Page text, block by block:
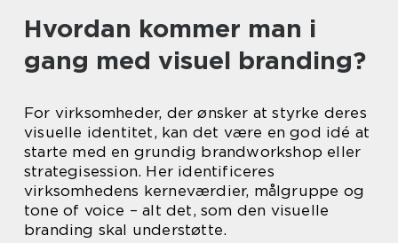
Hvordan kommer man i
gang med visuel branding?
For virksomheder, der ønsker at styrke deres
visuelle identitet, kan det være en god idé at
starte med en grundig brandworkshop eller
strategisession. Her identificeres
virksomhedens kerneværdier, målgruppe og
tone of voice – alt det, som den visuelle
branding skal understøtte.